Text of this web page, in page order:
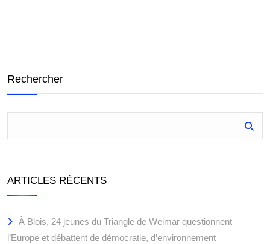
Rechercher
ARTICLES RÉCENTS
À Blois, 24 jeunes du Triangle de Weimar questionnent
l’Europe et débattent de démocratie, d’environnement